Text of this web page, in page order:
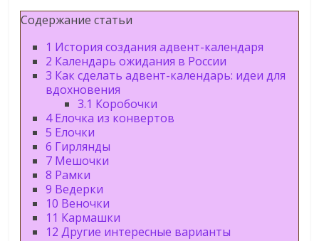
Содержание статьи
1 История создания адвент-календаря
2 Календарь ожидания в России
3 Как сделать адвент-календарь: идеи для
вдохновения
3.1 Коробочки
4Елочка из конвертов
5 Елочки
6 Гирлянды
7 Мешочки
8 Рамки
9 Ведерки
10 Веночки
11 Кармашки
12 Другие интересные варианты